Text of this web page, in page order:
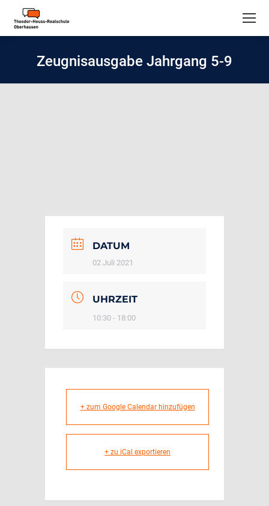
Zeugnisausgabe Jahrgang 5-9
DATUM
02 Juli 2021
UHRZEIT
10:30 - 18:00
+ zum Google Calendar hinzufügen
+ zu iCal exportieren